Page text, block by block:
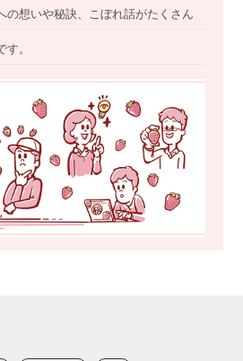
の想いや秘訣、こぼれ話がたくさん
。